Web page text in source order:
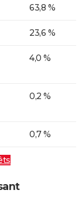
63,8 %
23,6 %
4,0 %
0,2 %
0,7 %